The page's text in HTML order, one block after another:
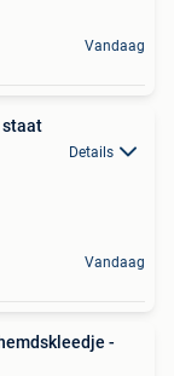
Vandaag
staat
Details
Vandaag
-